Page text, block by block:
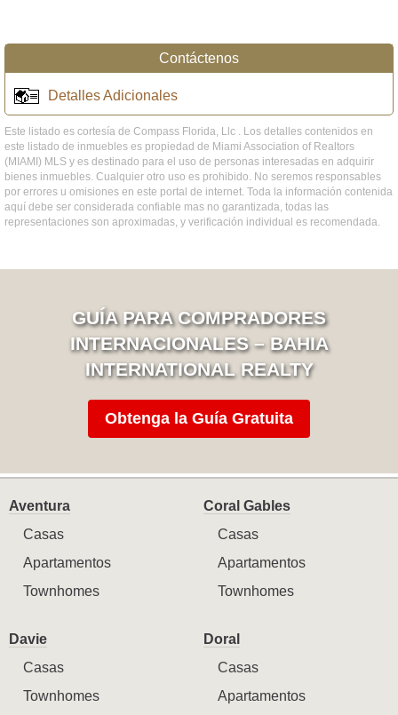
Contáctenos
Detalles Adicionales
Este listado es cortesía de Compass Florida, Llc . Los detalles contenidos en
este listado de inmuebles es propiedad de Miami Association of Realtors
(MIAMI) MLS y es destinado para el uso de personas interesadas en adquirir
bienes inmuebles. Cualquier otro uso es prohibido. No seremos responsables
por errores u omisiones en este portal de internet. Toda la información contenida
aquí debe ser considerada confiable mas no garantizada, todas las
representaciones son aproximadas, y verificación individual es recomendada.
GUÍA PARA COMPRADORES
INTERNACIONALES – BAHIA
INTERNATIONAL REALTY
Obtenga la Guía Gratuita
Aventura
Casas
Apartamentos
Townhomes
Coral Gables
Casas
Apartamentos
Townhomes
Davie
Casas
Townhomes
Doral
Casas
Apartamentos